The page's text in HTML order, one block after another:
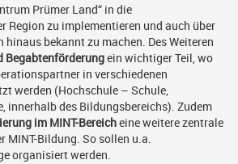
Prümer Land“ in die
Region zu implementieren und auch über
hinaus bekannt zu machen. Des Weiteren
Begabtenförderungein wichtiger Teil, wo
in verschiedenen
werden (Hochschule – Schule,
innerhalb des Bildungsbereichs). Zudem
im MINT-Bereicheine weitere zentrale
MINT-Bildung. So sollen u.a.
organisiert werden.